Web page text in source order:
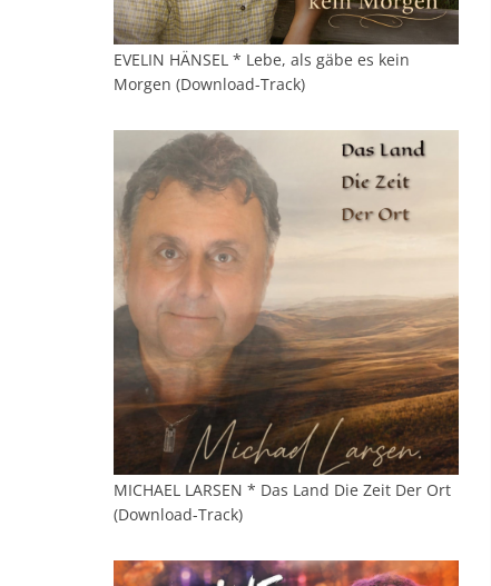
EVELIN HÄNSEL * Lebe, als gäbe es kein
Morgen (Download-Track)
MICHAEL LARSEN * Das Land Die Zeit Der Ort
(Download-Track)